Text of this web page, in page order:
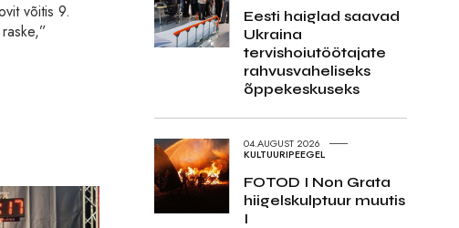
võitis 9.
Eesti haiglad saavad
Ukraina
tervishoiutöötajate
rahvusvaheliseks
õppekeskuseks
04.AUGUST 2026
KULTUURIPEEGEL
FOTOD I Non Grata
hiigelskulptuur muutis
I